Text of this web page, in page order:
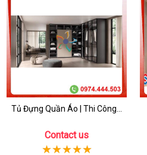
Tủ Đựng Quần Áo | Thi Công...
Contact us